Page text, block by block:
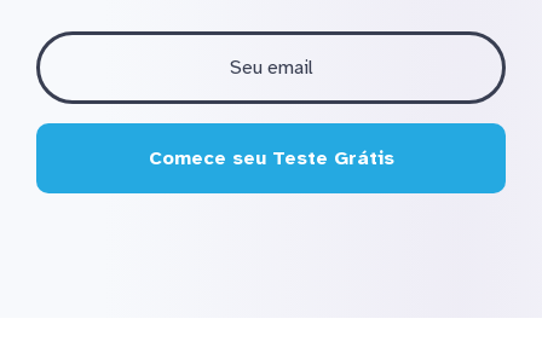
Comece seu Teste Grátis